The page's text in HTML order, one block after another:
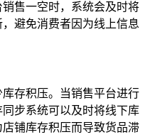
售一空时，系统会及时将
避免消费者因为线上信息
存积压。当销售平台进行
步系统可以及时将线下库
铺库存积压而导致货品滞